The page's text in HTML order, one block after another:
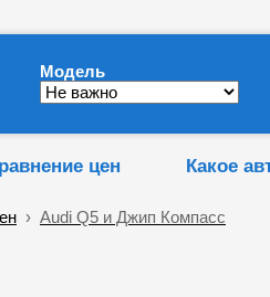
Модель
цен Какое
› Audi Q5 и Джип Компасс